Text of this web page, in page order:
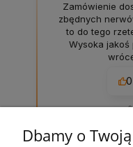
Zamówienie
zbędnych
to do tego
Wysoka
0
Dbamy o